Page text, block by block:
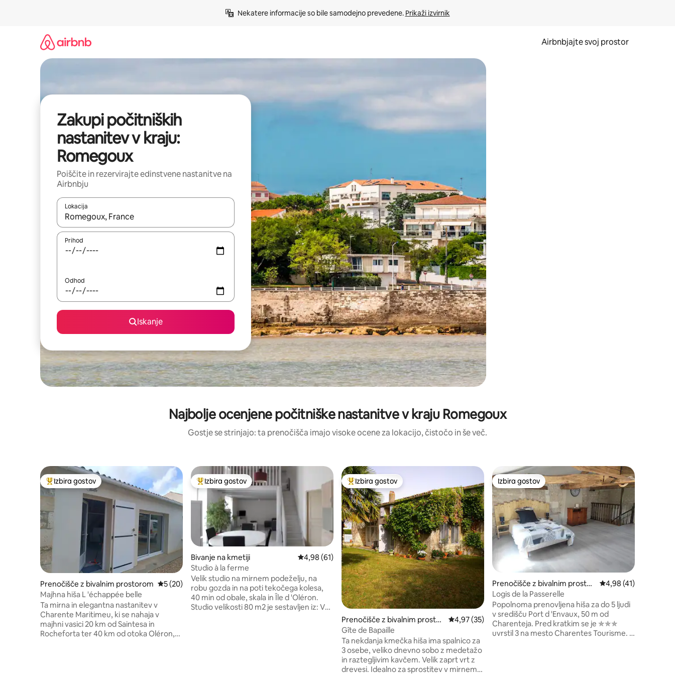
Nekatere informacije so bile samodejno prevedene. Prikaži izvirnik
Airbnbjajte svoj prostor
Zakupi počitniških
nastanitev v kraju:
Romegoux
Poiščite in rezervirajte edinstvene nastanitve na
Airbnbju
Lokacija
Ko so rezultati na voljo, krmarite s puščičnima tipkama gor in dol ali pa raziskujte z dotikom ali podrsljajem.
Prihod
Odhod
Iskanje
Najbolje ocenjene počitniške nastanitve v kraju Romegoux
Gostje se strinjajo: ta prenočišča imajo visoke ocene za lokacijo, čistočo in še več.
Najbolj priljubljena prenočišča z značko »Izbira gostov«
Izbira gostov
Prenočišče z bivalnim prostorom Povprečna ocena: 5 od 5, št. mnenj: 20
5 (20)
Majhna hiša L 'échappée belle
Ta mirna in elegantna nastanitev v
Charente Maritimeu, ki se nahaja v
majhni vasici 20 km od Saintesa in
Rocheforta ter 40 km od otoka Oléron,
Najbolj priljubljena prenočišča z značko »Izbira gostov«
Izbira gostov
Bivanje na kmetiji Povprečna ocena: 4,98 od 5, št. mnenj: 61
4,98 (61)
Studio à la ferme
Velik studio na mirnem podeželju, na
robu gozda in na poti tekočega kolesa,
40 min od obale, skala in Île d 'Oléron.
Studio velikosti 80 m2 je sestavljen iz: V
Najbolj priljubljena prenočišča z značko »Izbira gostov«
Izbira gostov
Prenočišče z bivalnim prostor
om
Povprečna ocena: 4,97 od 5, št. mnenj: 35
4,97 (35)
Gîte de Bapaille
Ta nekdanja kmečka hiša ima spalnico za
3 osebe, veliko dnevno sobo z medetažo
in raztegljivim kavčem. Velik zaprt vrt z
drevesi. Idealno za sprostitev v mirnem
Izbira gostov
Izbira gostov
Prenočišče z bivalnim prostor
om
Povprečna ocena:
4,98 (41)
Logis de la Passerelle
Popolnoma prenovljena hiša za do 5 ljudi
v središču Port d 'Envaux, 50 m od
Charenteja. Pred kratkim se je ✯✯✯
uvrstil 3 na mesto Charentes Tourisme. V